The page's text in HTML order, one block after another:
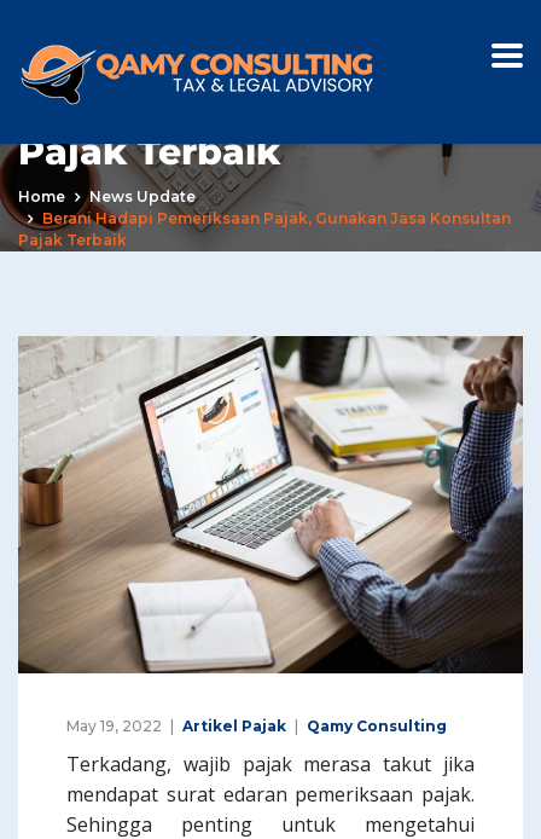
Pemeriksaan Pajak,
Gunakan Jasa Konsultan
Pajak Terbaik
Home
News Update
Berani Hadapi Pemeriksaan Pajak, Gunakan Jasa Konsultan
Pajak Terbaik
May 19, 2022 Artikel Pajak Qamy Consulting
Terkadang, wajib pajak merasa takut jika
mendapat surat edaran pemeriksaan pajak.
Sehingga penting untuk mengetahui